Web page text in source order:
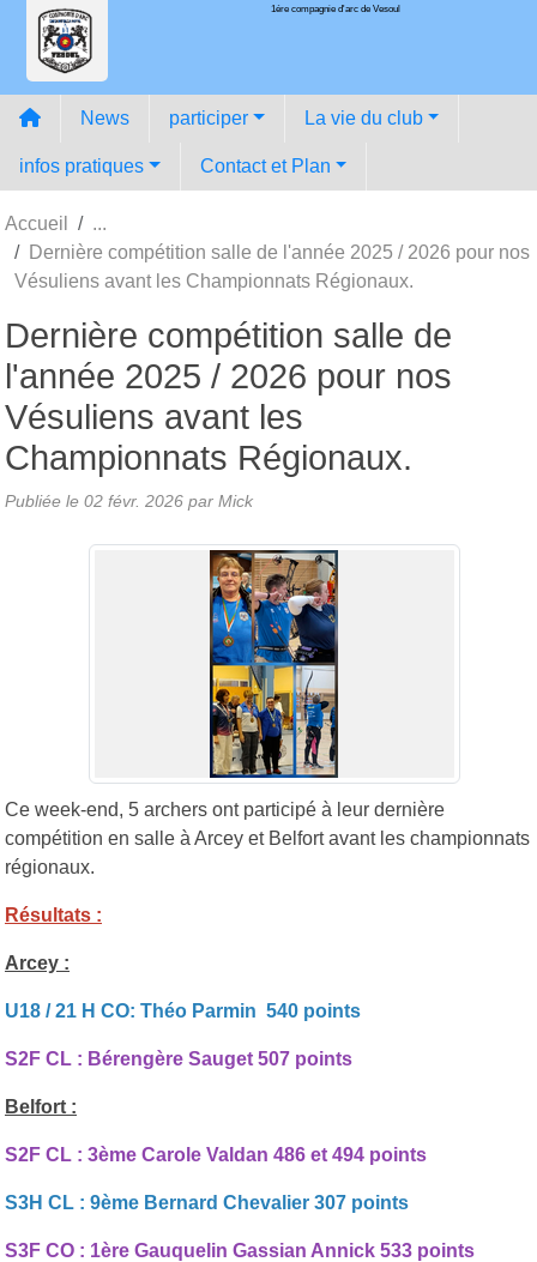
1ére compagnie d'arc de Vesoul
News participer La vie du club
infos pratiques Contact et Plan
Accueil
Dernière compétition salle de l'année 2025 / 2026 pour nos
Vésuliens avant les Championnats Régionaux.
Dernière compétition salle de
l'année 2025 / 2026 pour nos
Vésuliens avant les
Championnats Régionaux.
Publiée le 02 févr. 2026 par Mick
Ce week-end, 5 archers ont participé à leur dernière
compétition en salle à Arcey et Belfort avant les championnats
régionaux.
Résultats :
Arcey :
U18 / 21 H CO: Théo Parmin 540 points
S2F CL : Bérengère Sauget 507 points
Belfort :
S2F CL : 3ème Carole Valdan 486 et 494 points
S3H CL : 9ème Bernard Chevalier 307 points
S3F CO : 1ère Gauquelin Gassian Annick 533 points
Panneau de gestion des cookies